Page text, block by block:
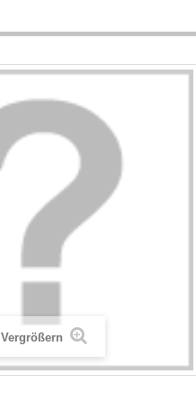
Vergrößern